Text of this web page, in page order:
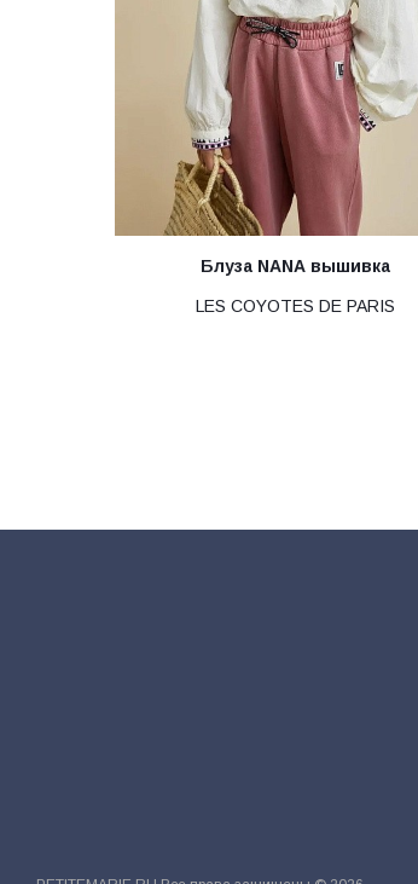
Блуза NANA вышивка
LES COYOTES DE PARIS